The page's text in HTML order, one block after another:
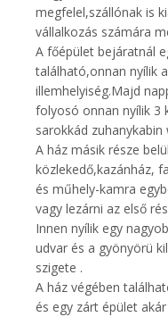
megfelel,szállónak is
vállalkozás számára
A főépület bejáratnál
található,onnan nyílik
illemhelyiség.Majd
folyosó onnan nyílik 3
sarokkád zuhanykabin
A ház másik része
közlekedő,kazánház,
és műhely-kamra
vagy lezárni az első
Innen nyílik egy
udvar és a gyönyörü
szigete .
A ház végében
és egy zárt épület